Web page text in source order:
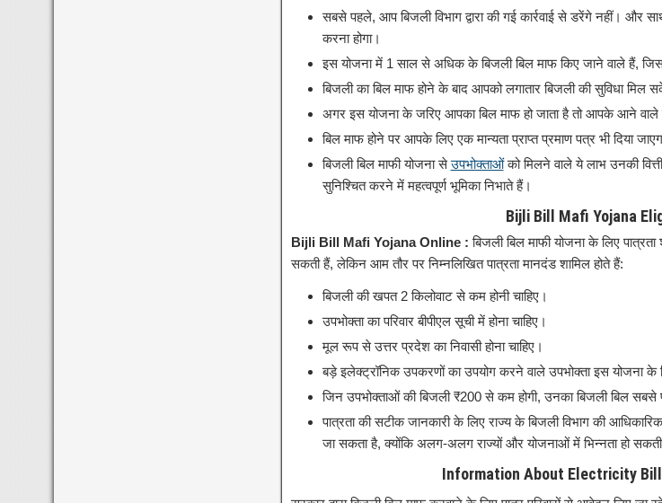
सबसे पहले, आप बिजली विभाग द्वारा की गई कार्रवाई से डरेंगे नहीं। और
करना होगा।
इस योजना में 1 साल से अधिक के बिजली बिल माफ किए जाने वाले हैं,
बिजली का बिल माफ होने के बाद आपको लगातार बिजली की सुविधा मिल
अगर इस योजना के जरिए आपका बिल माफ हो जाता है तो आपके आने
बिल माफ होने पर आपके लिए एक मान्यता प्राप्त प्रमाण पत्र भी दिया
बिजली बिल माफी योजना सेउपभोक्ताओंको मिलने वाले ये लाभ उनकी
सुनिश्चित करने में महत्वपूर्ण भूमिका निभाते हैं।
Bijli Bill Mafi Yojana
Bijli Bill Mafi Yojana Online :बिजली बिल माफी योजना के लिए
सकती हैं, लेकिन आम तौर पर निम्नलिखित पात्रता मानदंड शामिल होते हैं:
बिजली की खपत 2 किलोवाट से कम होनी चाहिए।
उपभोक्ता का परिवार बीपीएल सूची में होना चाहिए।
मूल रूप से उत्तर प्रदेश का निवासी होना चाहिए।
बड़े इलेक्ट्रॉनिक उपकरणों का उपयोग करने वाले उपभोक्ता इस योजना के
जिन उपभोक्ताओं की बिजली ₹200 से कम होगी, उनका बिजली बिल सबसे
पात्रता की सटीक जानकारी के लिए राज्य के बिजली विभाग की
जा सकता है, क्योंकि अलग-अलग राज्यों और योजनाओं में भिन्नता हो
Information About Electricity Bill